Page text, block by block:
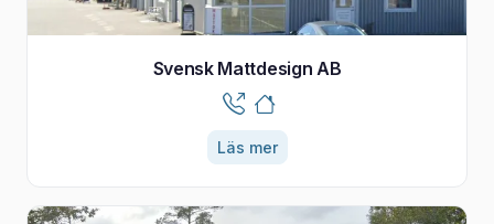
Svensk Mattdesign AB
Läs mer